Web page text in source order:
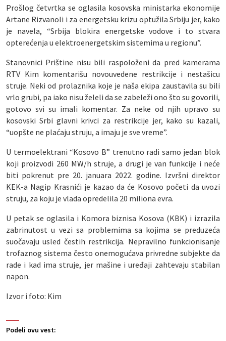
Podeli ovu vest:
Prošlog četvrtka se oglasila kosovska ministarka ekonomije
Artane Rizvanoli i za energetsku krizu optužila Srbiju jer, kako
je navela, “Srbija blokira energetske vodove i to stvara
opterećenja u elektroenergetskim sistemima u regionu”.
Stanovnici Prištine nisu bili raspoloženi da pred kamerama
RTV Kim komentarišu novouvedene restrikcije i nestašicu
struje. Neki od prolaznika koje je naša ekipa zaustavila su bili
vrlo grubi, pa iako nisu želeli da se zabeleži ono što su govorili,
gotovo svi su imali komentar. Za neke od njih upravo su
kosovski Srbi glavni krivci za restrikcije jer, kako su kazali,
“uopšte ne plaćaju struju, a imaju je sve vreme”.
U termoelektrani “Kosovo B” trenutno radi samo jedan blok
koji proizvodi 260 MW/h struje, a drugi je van funkcije i neće
biti pokrenut pre 20. januara 2022. godine. Izvršni direktor
KEK-a Nagip Krasnići je kazao da će Kosovo početi da uvozi
struju, za koju je vlada opredelila 20 miliona evra.
U petak se oglasila i Komora biznisa Kosova (KBK) i izrazila
zabrinutost u vezi sa problemima sa kojima se preduzeća
suočavaju usled čestih restrikcija. Nepravilno funkcionisanje
trofaznog sistema često onemogućava privredne subjekte da
rade i kad ima struje, jer mašine i uređaji zahtevaju stabilan
napon.
Izvor i foto: Kim